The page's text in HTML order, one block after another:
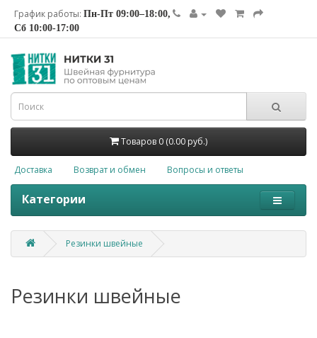
График работы: Пн-Пт 09:00–18:00,
Сб 10:00-17:00
Товаров 0 (0.00 руб.)
Доставка Возврат и обмен Вопросы и ответы
Категории
Резинки швейные
Резинки швейные